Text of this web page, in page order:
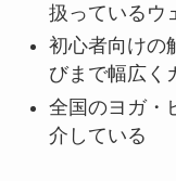
扱っているウ
初心者向けの
びまで幅広く
全国のヨガ・
介している